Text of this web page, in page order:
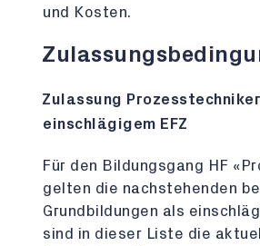
und Kosten.
Zulassung
einschlägigem EFZ
Für den Bildungsgang HF
gelten die nachstehenden
Grundbildungen als
sind in dieser Liste die